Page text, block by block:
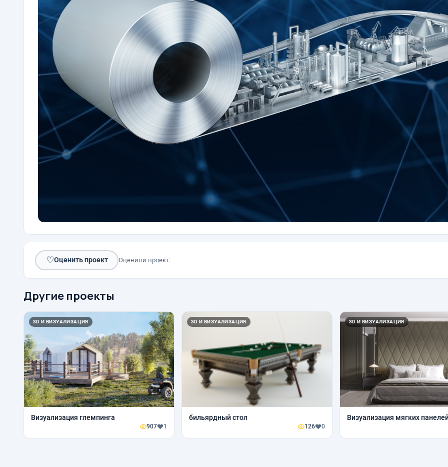
♡Оценить проект Оценили проект:
Другие проекты
3D И ВИЗУАЛИЗАЦИЯ
Визуализация глемпинга
907 1
3D И ВИЗУАЛИЗАЦИЯ
бильярдный стол
126 0
3D И ВИЗУАЛИЗАЦИЯ
Визуализация мягких